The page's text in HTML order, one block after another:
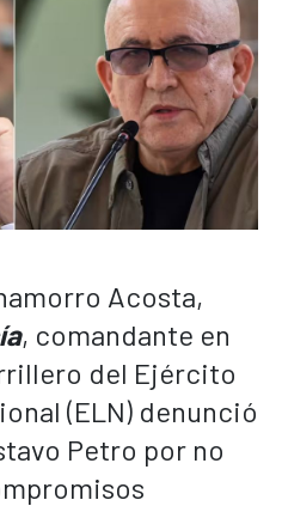
Acosta,
, comandante en
del Ejército
(ELN) denunció
Petro por no